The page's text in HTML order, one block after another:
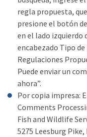
regla propuesta, que
presione el botón
en el lado izquierdo
encabezado Tipo
Regulaciones
Puede enviar un
ahora”.
Por copia impresa:
Comments
Fish and Wildlife
5275 Leesburg Pike,